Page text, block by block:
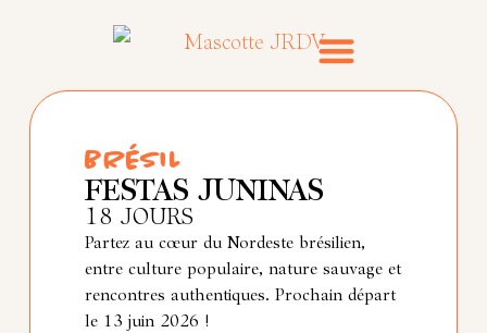
BRÉSIL
FESTAS JUNINAS
18 JOURS
Partez au cœur du Nordeste brésilien,
entre culture populaire, nature sauvage et
rencontres authentiques. Prochain départ
le 13 juin 2026 !